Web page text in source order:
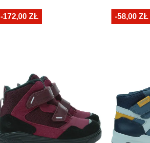
-172,00 ZŁ -58,00 ZŁ